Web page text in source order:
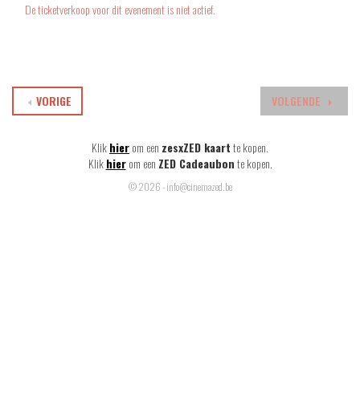
De ticketverkoop voor dit evenement is niet actief.
VOLGENDE
VORIGE
Klikhierom een zesxZED kaartte kopen.
Klik hier om een ZED Cadeaubonte kopen.
© 2026 - info@cinemazed.be